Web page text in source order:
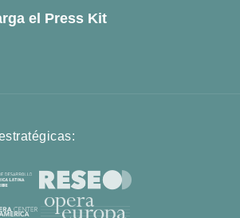
el Press Kit